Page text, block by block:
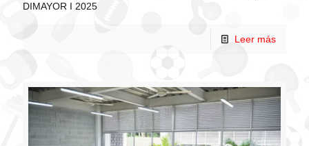
DIMAYOR I 2025
Leer más